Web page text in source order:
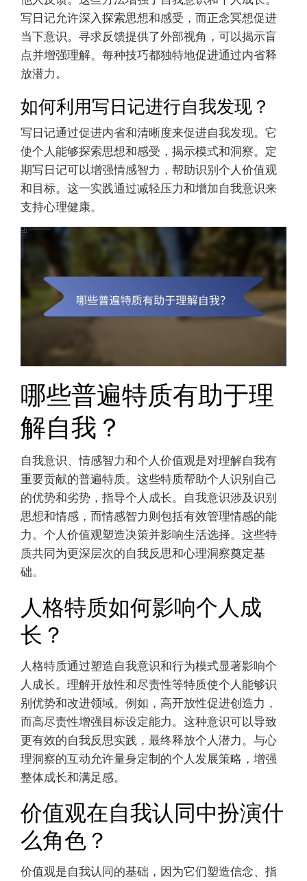
写日记允许深入探索思想和感受，而正念冥想促进
当下意识。寻求反馈提供了外部视角，可以揭示盲
点并增强理解。每种技巧都独特地促进通过内省释
放潜力。
如何利用写日记进行自我发现？
写日记通过促进内省和清晰度来促进自我发现。它
使个人能够探索思想和感受，揭示模式和洞察。定
期写日记可以增强情感智力，帮助识别个人价值观
和目标。这一实践通过减轻压力和增加自我意识来
支持心理健康。
哪些普遍特质有助于理
解自我？
自我意识、情感智力和个人价值观是对理解自我有
重要贡献的普遍特质。这些特质帮助个人识别自己
的优势和劣势，指导个人成长。自我意识涉及识别
思想和情感，而情感智力则包括有效管理情感的能
力。个人价值观塑造决策并影响生活选择。这些特
质共同为更深层次的自我反思和心理洞察奠定基
础。
人格特质如何影响个人成
长？
人格特质通过塑造自我意识和行为模式显著影响个
人成长。理解开放性和尽责性等特质使个人能够识
别优势和改进领域。例如，高开放性促进创造力，
而高尽责性增强目标设定能力。这种意识可以导致
更有效的自我反思实践，最终释放个人潜力。与心
理洞察的互动允许量身定制的个人发展策略，增强
整体成长和满足感。
价值观在自我认同中扮演什
么角色？
价值观是自我认同的基础，因为它们塑造信念、指